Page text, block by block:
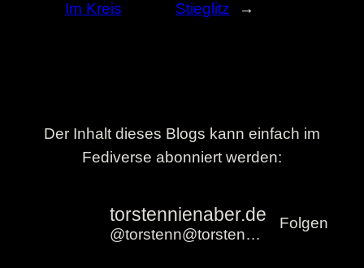
Im Kreis Stieglitz →
Der Inhalt dieses Blogs kann einfach im
Fediverse abonniert werden:
torstennienaber.de
@torstenn@torstennienaber.de
Folgen